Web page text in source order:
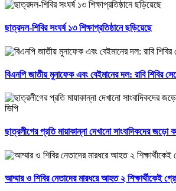
ছাত্রদল-শিবির সংঘর্ষ ১৩ শিক্ষাপ্রতিষ্ঠানে ছড়িয়েছে
বিএনপি জাতীয় মুনাফেক এবং বেইমানের দল: রাবি শিবির
ছাত্রলীগের প্রতি মায়াকান্না দেখানো সাংবাদিকদের জড়ো
আম্মার ও শিবির নেতাদের মারধরে আহত ২ শিক্ষার্থীকেই